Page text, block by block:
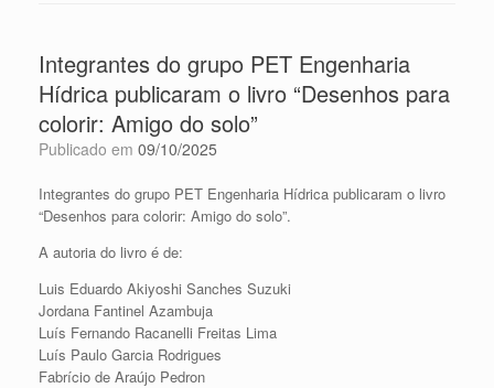
Integrantes do grupo PET Engenharia
Hídrica publicaram o livro “Desenhos para
colorir: Amigo do solo”
Publicado em 09/10/2025
Integrantes do grupo PET Engenharia Hídrica publicaram o livro
“Desenhos para colorir: Amigo do solo”.
A autoria do livro é de:
Luis Eduardo Akiyoshi Sanches Suzuki
Jordana Fantinel Azambuja
Luís Fernando Racanelli Freitas Lima
Luís Paulo Garcia Rodrigues
Fabrício de Araújo Pedron